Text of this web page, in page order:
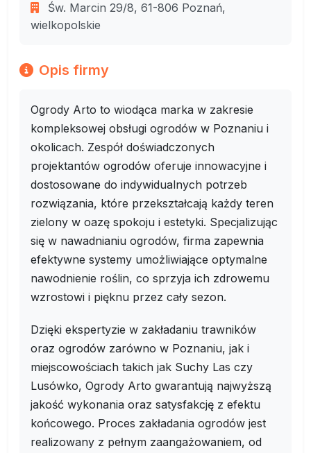
Św. Marcin 29/8, 61-806 Poznań,
wielkopolskie
Opis firmy
Ogrody Arto to wiodąca marka w zakresie
kompleksowej obsługi ogrodów w Poznaniu i
okolicach. Zespół doświadczonych
projektantów ogrodów oferuje innowacyjne i
dostosowane do indywidualnych potrzeb
rozwiązania, które przekształcają każdy teren
zielony w oazę spokoju i estetyki. Specjalizując
się w nawadnianiu ogrodów, firma zapewnia
efektywne systemy umożliwiające optymalne
nawodnienie roślin, co sprzyja ich zdrowemu
wzrostowi i pięknu przez cały sezon.
Dzięki ekspertyzie w zakładaniu trawników
oraz ogrodów zarówno w Poznaniu, jak i
miejscowościach takich jak Suchy Las czy
Lusówko, Ogrody Arto gwarantują najwyższą
jakość wykonania oraz satysfakcję z efektu
końcowego. Proces zakładania ogrodów jest
realizowany z pełnym zaangażowaniem, od